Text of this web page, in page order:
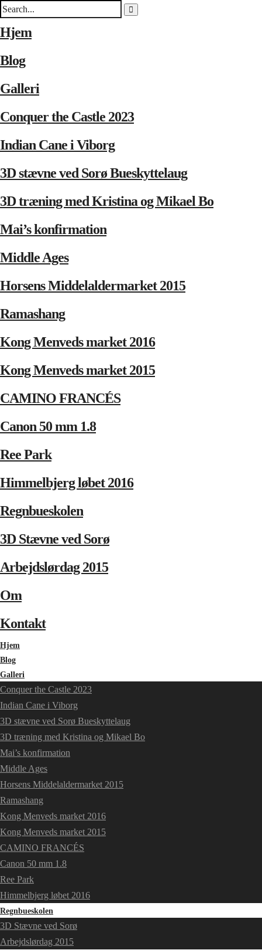
Hjem
Blog
Galleri
Conquer the Castle 2023
Indian Cane i Viborg
3D stævne ved Sorø Bueskyttelaug
3D træning med Kristina og Mikael Bo
Mai’s konfirmation
Middle Ages
Horsens Middelaldermarket 2015
Ramashang
Kong Menveds market 2016
Kong Menveds market 2015
CAMINO FRANCÉS
Canon 50 mm 1.8
Ree Park
Himmelbjerg løbet 2016
Regnbueskolen
3D Stævne ved Sorø
Arbejdslørdag 2015
Om
Kontakt
Hjem
Blog
Galleri
Conquer the Castle 2023
Indian Cane i Viborg
3D stævne ved Sorø Bueskyttelaug
3D træning med Kristina og Mikael Bo
Mai’s konfirmation
Middle Ages
Horsens Middelaldermarket 2015
Ramashang
Kong Menveds market 2016
Kong Menveds market 2015
CAMINO FRANCÉS
Canon 50 mm 1.8
Ree Park
Himmelbjerg løbet 2016
Regnbueskolen
3D Stævne ved Sorø
Arbejdslørdag 2015